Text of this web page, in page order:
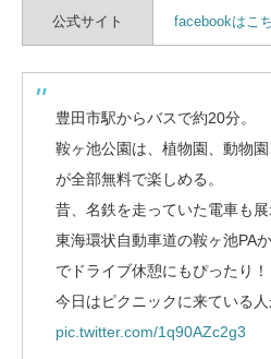
公式サイト facebookはこ
豊田市駅からバスで約20分。
鞍ヶ池公園は、植物園、動物
が全部無料で楽しめる。
昔、名鉄を走っていた電車も展
東海環状自動車道の鞍ヶ池PA
でドライブ休憩にもぴったり！
今日はピクニックに来ている人
pic.twitter.com/1q90AZc2g3